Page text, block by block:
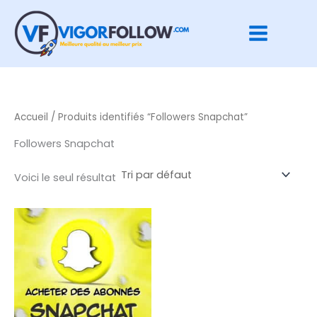
contenu
Accueil / Produits identifiés “Followers Snapchat”
Followers Snapchat
Voici le seul résultat
Plage
de
prix :
€ 14,00
à
€ 432,00
Ce
produit
variations.
Les